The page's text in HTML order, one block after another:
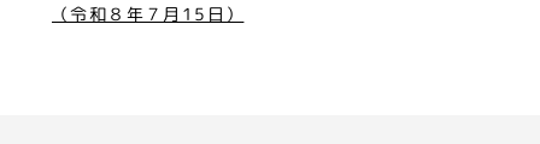
（令和８年７月15日）